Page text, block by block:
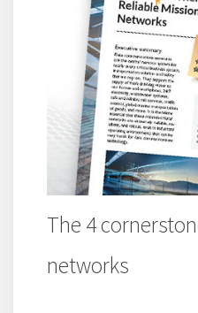
The 4
networks